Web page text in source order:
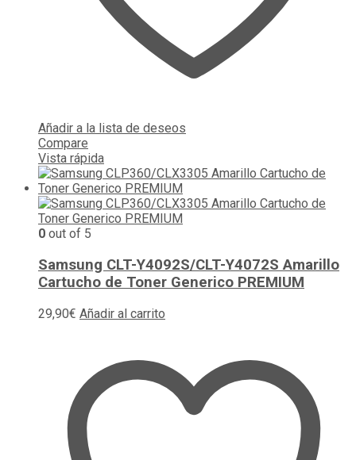
Añadir a la lista de deseos
Compare
Vista rápida
0 out of 5
Samsung CLT-Y4092S/CLT-Y4072S Amarillo
Cartucho de Toner Generico PREMIUM
29,90€ Añadir al carrito